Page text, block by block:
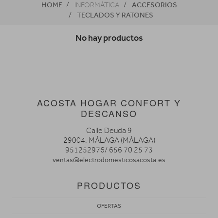
HOME INFORMÁTICA
ACCESORIOS
TECLADOS Y RATONES
No hay productos
ACOSTA HOGAR CONFORT Y
DESCANSO
Calle Deuda 9
29004. MÁLAGA (MÁLAGA)
951252976/ 656 70 25 73
ventas@electrodomesticosacosta.es
PRODUCTOS
OFERTAS